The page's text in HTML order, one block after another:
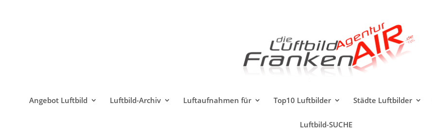
Angebot Luftbild Luftbild-Archiv Luftaufnahmen für Top10 Luftbilder Städte Luftbilder
Luftbild-SUCHE